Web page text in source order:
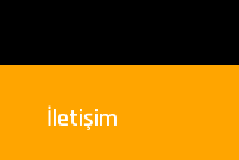
İletişim